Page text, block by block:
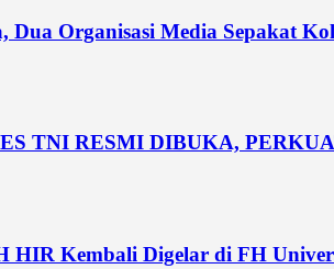
Dua Organisasi Media Sepakat
TNI RESMI DIBUKA,
HIR Kembali Digelar di FH